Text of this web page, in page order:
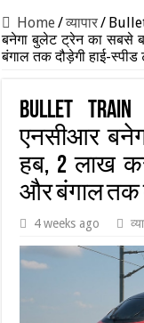
Home/व्यापार/
बनेगा बुलेट ट्रेन का सबसे
बंगाल तक दौड़ेगी हाई-स्पीड
Bullet Train
एनसीआर
हब, 2 लाख
और बंगाल तक
4 weeks ago